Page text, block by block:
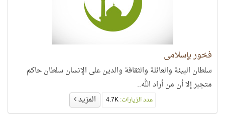
فخور بإسلامي
سلطان البيئة والعائلة والثقافة والدين على الإنسان سلطان حاكم
متجبر إلا أن من أراد الله..
عدد الزيارات: المزيد